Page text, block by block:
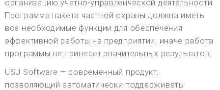
организацию учетно-управленческой деятельности.
Программа пакета частной охраны должна иметь
все необходимые функции для обеспечения
эффективной работы на предприятии, иначе работа
программы не принесет значительных результатов.
USU Software — современный продукт,
позволяющий автоматически поддерживать